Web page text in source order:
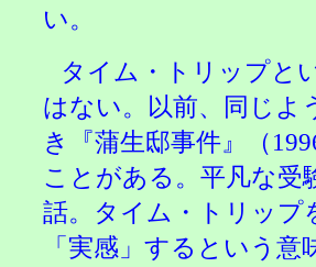
い。
タイム・トリップと
はない。以前、同じよ
き『蒲生邸事件』（
ことがある。平凡な受
話。タイム・トリップ
「実感」するという